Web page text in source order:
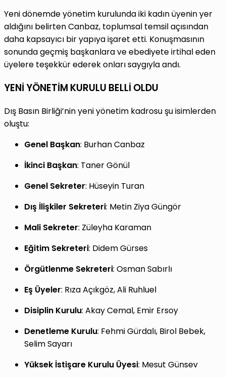
Yeni dönemde yönetim kurulunda iki kadın üyenin yer
aldığını belirten Canbaz, toplumsal temsil açısından
daha kapsayıcı bir yapıya işaret etti. Konuşmasının
sonunda geçmiş başkanlara ve ebediyete irtihal eden
üyelere teşekkür ederek onları saygıyla andı.
YENİ YÖNETİM KURULU BELLİ OLDU
Dış Basın Birliği’nin yeni yönetim kadrosu şu isimlerden
oluştu:
Genel Başkan: Burhan Canbaz
İkinci Başkan: Taner Gönül
Genel Sekreter: Hüseyin Turan
Dış İlişkiler Sekreteri: Metin Ziya Güngör
Mali Sekreter: Züleyha Karaman
Eğitim Sekreteri: Didem Gürses
Örgütlenme Sekreteri: Osman Sabırlı
Eş Üyeler: Rıza Açıkgöz, Ali Ruhluel
Disiplin Kurulu: Akay Cemal, Emir Ersoy
Denetleme Kurulu: Fehmi Gürdalı, Birol Bebek,
Selim Sayarı
Yüksek İstişare Kurulu Üyesi: Mesut Günsev